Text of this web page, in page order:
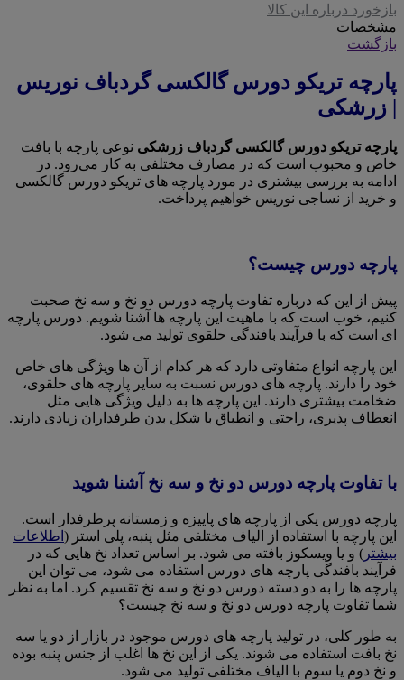
بازخورد درباره این کالا
مشخصات
بازگشت
پارچه تریکو دورس گالکسی گردباف نوریس
| زرشکی
پارچه تریکو دورس گالکسی گردباف زرشکی نوعی پارچه با بافت
خاص و محبوب است که در مصارف مختلفی به کار می‌رود. در
ادامه به بررسی بیشتری در مورد پارچه های تریکو دورس گالکسی
و خرید از نساجی نوریس خواهیم پرداخت.
پارچه دورس چیست؟
پیش از این که درباره تفاوت پارچه دورس دو نخ و سه نخ صحبت
کنیم، خوب است که با ماهیت این پارچه ها آشنا شویم. دورس پارچه
ای است که با فرآیند بافندگی حلقوی تولید می شود.
این پارچه انواع متفاوتی دارد که هر کدام از آن ها ویژگی های خاص
خود را دارند. پارچه های دورس نسبت به سایر پارچه های حلقوی،
ضخامت بیشتری دارند. این پارچه ها به دلیل ویژگی هایی مثل
انعطاف پذیری، راحتی و انطباق با شکل بدن طرفداران زیادی دارند.
با تفاوت پارچه دورس دو نخ و سه نخ آشنا شوید
پارچه دورس یکی از پارچه های پاییزه و زمستانه پرطرفدار است.
این پارچه با استفاده از الیاف مختلفی مثل پنبه، پلی استر ( اطلاعات
بیشتر ) و یا ویسکوز بافته می شود. بر اساس تعداد نخ هایی که در
فرآیند بافندگی پارچه های دورس استفاده می شود، می توان این
پارچه ها را به دو دسته دورس دو نخ و سه نخ تقسیم کرد. اما به نظر
شما تفاوت پارچه دورس دو نخ و سه نخ چیست؟
به طور کلی، در تولید پارچه های دورس موجود در بازار از دو یا سه
نخ بافت استفاده می شوند. یکی از این نخ ها اغلب از جنس پنبه بوده
و نخ دوم یا سوم با الیاف مختلفی تولید می شود.